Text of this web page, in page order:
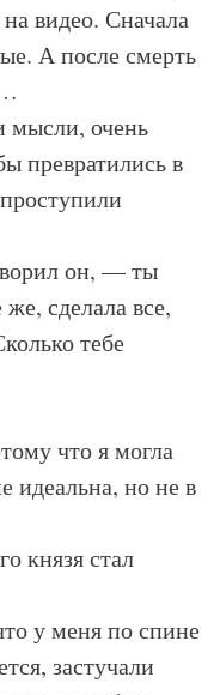
видео. Сначала
А после смерть
мысли, очень
превратились в
он, — ты
сделала все,
тебе
что я могла
идеальна, но не в
князя стал
у меня по спине
застучали